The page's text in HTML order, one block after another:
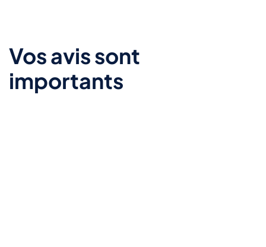
Vos avis sont
importants